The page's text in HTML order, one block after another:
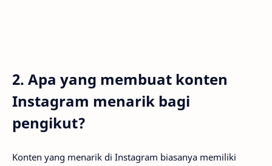
2. Apa yang membuat konten
Instagram menarik bagi
pengikut?
Konten yang menarik di Instagram biasanya memiliki